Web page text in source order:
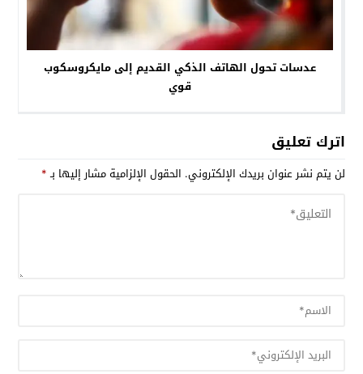
عدسات تحول الهاتف الذكي القديم إلى مايكروسكوب
قوي
اترك تعليق
لن يتم نشر عنوان بريدك الإلكتروني. الحقول الإلزامية مشار إليها بـ*